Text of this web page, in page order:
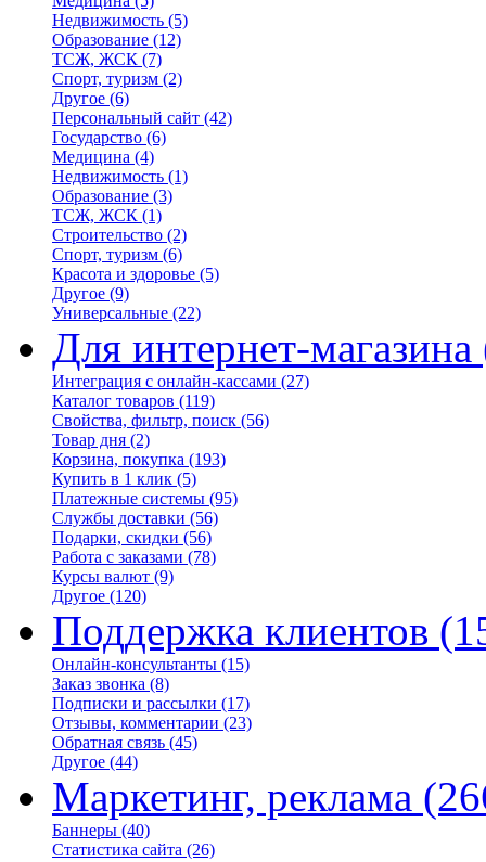
Недвижимость (5)
Образование (12)
ТСЖ, ЖСК (7)
Спорт, туризм (2)
Другое (6)
Персональный сайт (42)
Государство (6)
Медицина (4)
Недвижимость (1)
Образование (3)
ТСЖ, ЖСК (1)
Строительство (2)
Спорт, туризм (6)
Красота и здоровье (5)
Другое (9)
Универсальные (22)
Для интернет-магазина
Интеграция с онлайн-кассами (27)
Каталог товаров (119)
Свойства, фильтр, поиск (56)
Товар дня (2)
Корзина, покупка (193)
Купить в 1 клик (5)
Платежные системы (95)
Службы доставки (56)
Подарки, скидки (56)
Работа с заказами (78)
Курсы валют (9)
Другое (120)
Поддержка клиентов
Онлайн-консультанты (15)
Заказ звонка (8)
Подписки и рассылки (17)
Отзывы, комментарии (23)
Обратная связь (45)
Другое (44)
Маркетинг, реклама
Баннеры (40)
Статистика сайта (26)